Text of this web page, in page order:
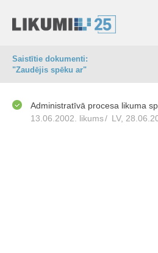
Saistītie dokumenti:
"Zaudējis spēku ar"
Administratīvā procesa likuma
13.06.2002. likums/ LV,